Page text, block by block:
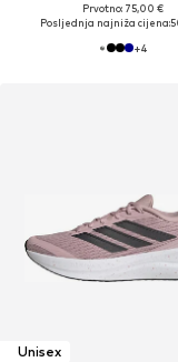
Prvotno: 75,00 €
Posljednja najniža cijena:
+4
Unisex